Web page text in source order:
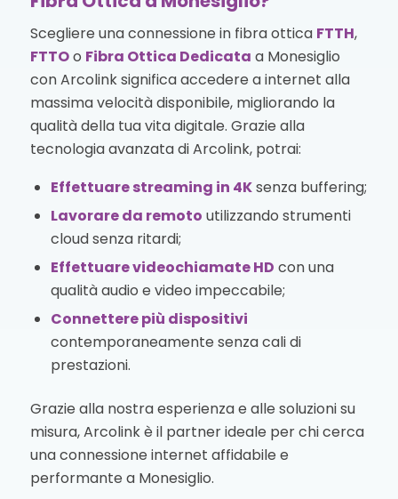
Scegliere una connessione in fibra ottica FTTH,
FTTOo Fibra Ottica Dedicata a Monesiglio
con Arcolink significa accedere a internet alla
massima velocità disponibile, migliorando la
qualità della tua vita digitale. Grazie alla
tecnologia avanzata di Arcolink, potrai:
Effettuare streaming in 4Ksenza buffering;
Lavorare da remoto utilizzando strumenti
cloud senza ritardi;
Effettuare videochiamate HD con una
qualità audio e video impeccabile;
Connettere più dispositivi
contemporaneamente senza cali di
prestazioni.
Grazie alla nostra esperienza e alle soluzioni su
misura, Arcolink è il partner ideale per chi cerca
una connessione internet affidabile e
performante a Monesiglio.